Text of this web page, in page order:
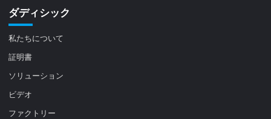
ダディシック
私たちについて
証明書
ソリューション
ビデオ
ファクトリー